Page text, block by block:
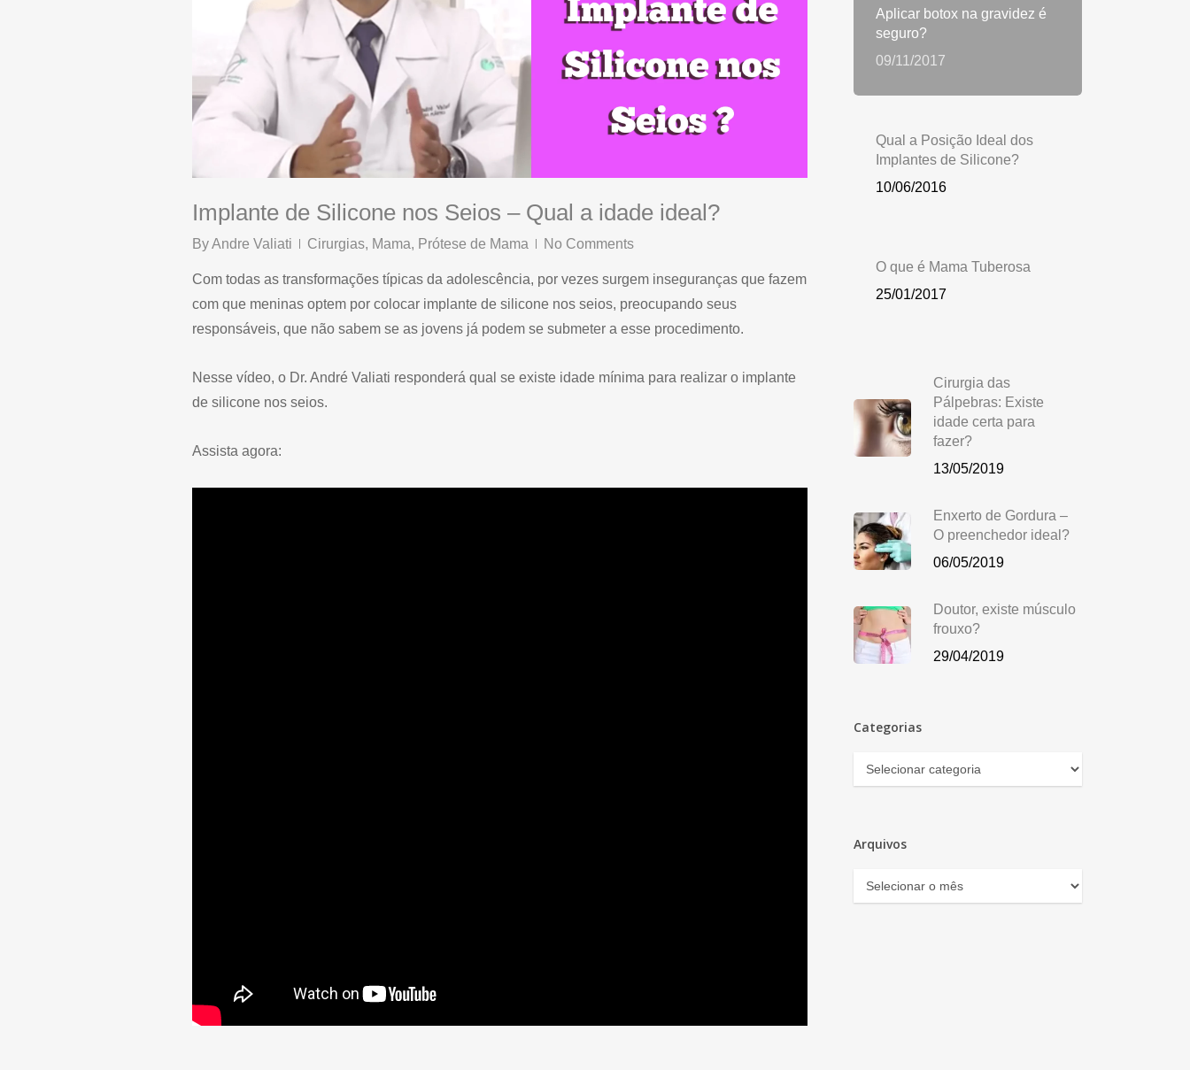
Implante de Silicone nos Seios – Qual a idade ideal?
ByAndre Valiati Cirurgias, Mama, Prótese de Mama No Comments
Com todas as transformações típicas da adolescência, por vezes surgem inseguranças que fazem
com que meninas optem por colocar implante de silicone nos seios, preocupando seus
responsáveis, que não sabem se as jovens já podem se submeter a esse procedimento.
Nesse vídeo, o Dr. André Valiati responderá qual se existe idade mínima para realizar o implante
de silicone nos seios.
Assista agora:
Aplicar botox na gravidez é
seguro?
09/11/2017
Qual a Posição Ideal dos
Implantes de Silicone?
10/06/2016
O que é Mama Tuberosa
25/01/2017
Cirurgia das
Pálpebras: Existe
idade certa para
fazer?
13/05/2019
Enxerto de Gordura –
O preenchedor ideal?
06/05/2019
Doutor, existe músculo
frouxo?
29/04/2019
Categorias
Categorias
Arquivos
Arquivos